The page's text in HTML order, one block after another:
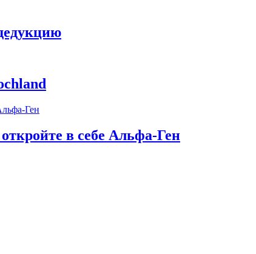
в себе Альфа-Ген